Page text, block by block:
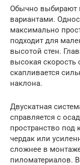
Обычно выбирают
вариантами.
максимально
подходит для
высотой стен.
высокая скорость
скапливается
наклона.
Двускатная
справляется с
пространство под
чердак или
сложнее в
пиломатериалов.